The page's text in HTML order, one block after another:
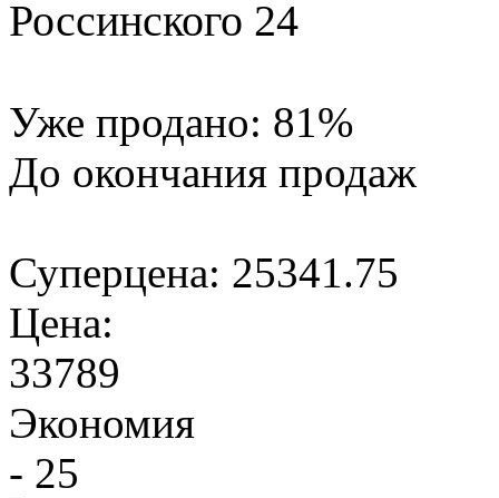
Россинского 24
Уже продано: 81%
До окончания продаж
Суперцена: 25341.75
Цена:
33789
Экономия
- 25